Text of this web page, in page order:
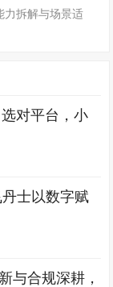
力拆解与场景适
对平台，小
士以数字赋
与合规深耕，